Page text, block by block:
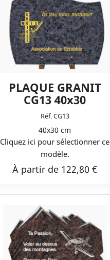
PLAQUE GRANIT
CG13 40x30
Réf. CG13
40x30 cm
Cliquez ici pour sélectionner ce
modèle.
À partir de 122,80 €